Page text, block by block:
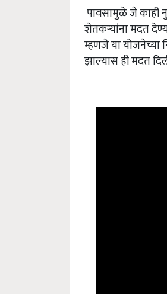
पावसामुळे जे काही
शेतकऱ्यांना मदत
म्हणजे या योजनेच्या
झाल्यास ही मदत